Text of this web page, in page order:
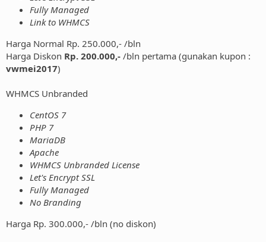
Fully Managed
Link to WHMCS
Harga Normal Rp. 250.000,- /bln
Harga Diskon Rp. 200.000,- /bln pertama (gunakan kupon :
vwmei2017)
WHMCS Unbranded
CentOS 7
PHP 7
MariaDB
Apache
WHMCS Unbranded License
Let's Encrypt SSL
Fully Managed
No Branding
Harga Rp. 300.000,- /bln (no diskon)